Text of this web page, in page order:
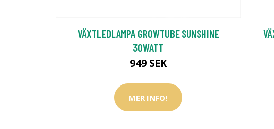
VÄXTLEDLAMPA GROWTUBE SUNSHINE
30WATT
949 SEK
MER INFO!